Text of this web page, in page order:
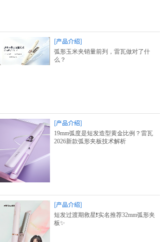
[产品介绍]
弧形玉米夹销量前列，雷瓦做对了什
么？
[产品介绍]
19mm弧度是短发造型黄金比例？雷瓦
2026新款弧形夹板技术解析
[产品介绍]
短发过渡期救星❗️实名推荐32mm弧形夹
板✨